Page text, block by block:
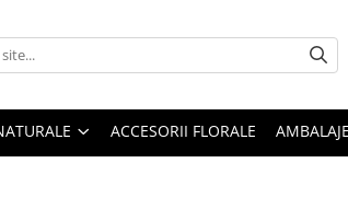
ACCESORII FLORALE